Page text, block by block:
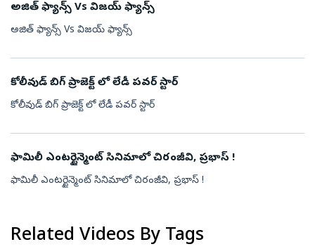
అజిత్ ఫ్యాన్స్ Vs విజయ్ ఫ్యాన్స్
అజిత్ ఫ్యాన్స్ Vs విజయ్ ఫ్యాన్స్
కోలీవుడ్ బిగ్ ప్రాజెక్ట్ లో లేడీ పవర్ స్టార్
కోలీవుడ్ బిగ్ ప్రాజెక్ట్ లో లేడీ పవర్ స్టార్
ఫామిలీ ఎంటర్టైన్మెంట్ సినిమాలో చిరంజీవి, ప్రభాస్ !
ఫామిలీ ఎంటర్టైన్మెంట్ సినిమాలో చిరంజీవి, ప్రభాస్ !
Related Videos By Tags